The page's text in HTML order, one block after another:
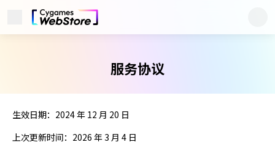
展开菜单
服务协议
生效日期：2024 年 12 月 20 日
上次更新时间：2026 年 3 月 4 日